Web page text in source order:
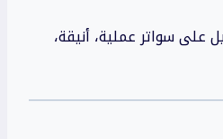
على سواتر عملية، أنيقة،